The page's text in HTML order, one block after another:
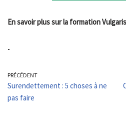
En savoir plus sur la formation
-
PRÉCÉDENT
Surendettement : 5 choses à ne
pas faire